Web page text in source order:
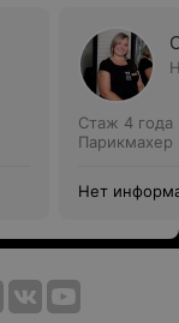
Стаж 4 года
Парикмахер
Нет